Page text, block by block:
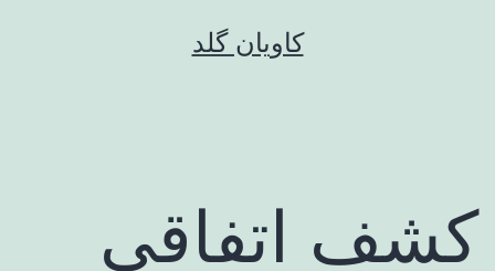
کاویان گلد
کشف اتفاقی